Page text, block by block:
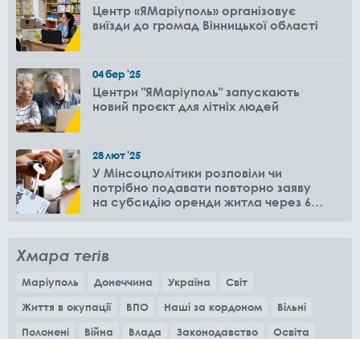
Центр «ЯМаріуполь» організовує
виїзди до громад Вінницької області
04бер'25
Центри "ЯМаріуполь" запускають
новий проєкт для літніх людей
28лют'25
У Мінсоцполітики розповіли чи
потрібно подавати повторно заяву
на субсидію оренди житла через 6
Хмара тегів
Маріуполь Донеччина Україна
Світ
Життя в окупації
ВПО Наші за кордоном
Вільні
Полонені
Війна Влада Законодавство
Освіта